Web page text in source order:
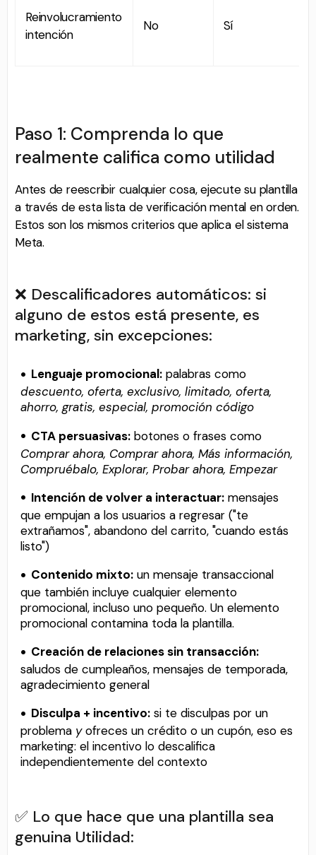
Reinvolucramiento
intención
No Sí
Paso 1: Comprenda lo que
realmente califica como utilidad
Antes de reescribir cualquier cosa, ejecute su plantilla
a través de esta lista de verificación mental en orden.
Estos son los mismos criterios que aplica el sistema
Meta.
❌ Descalificadores automáticos: si
alguno de estos está presente, es
marketing, sin excepciones:
Lenguaje promocional: palabras como
descuento, oferta, exclusivo, limitado, oferta,
ahorro, gratis, especial, promoción código
CTA persuasivas: botones o frases como
Comprar ahora, Comprar ahora, Más información,
Compruébalo, Explorar, Probar ahora, Empezar
Intención de volver a interactuar: mensajes
que empujan a los usuarios a regresar ("te
extrañamos", abandono del carrito, "cuando estás
listo")
Contenido mixto: un mensaje transaccional
que también incluye cualquier elemento
promocional, incluso uno pequeño. Un elemento
promocional contamina toda la plantilla.
Creación de relaciones sin transacción:
saludos de cumpleaños, mensajes de temporada,
agradecimiento general
Disculpa + incentivo: si te disculpas por un
problema yofreces un crédito o un cupón, eso es
marketing: el incentivo lo descalifica
independientemente del contexto
✅ Lo que hace que una plantilla sea
genuina Utilidad: